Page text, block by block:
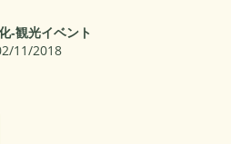
‐観光イベント
11/2018